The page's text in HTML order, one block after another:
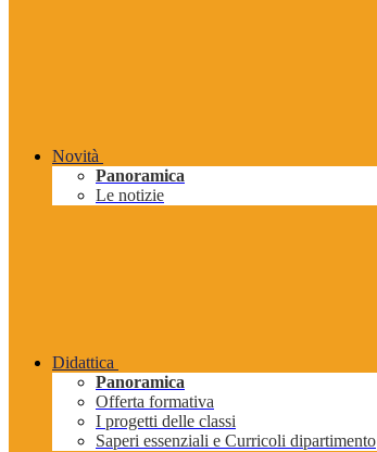
Novità
Panoramica
Le notizie
Didattica
Panoramica
Offerta formativa
I progetti delle classi
Saperi essenziali e Curricoli dipartimento